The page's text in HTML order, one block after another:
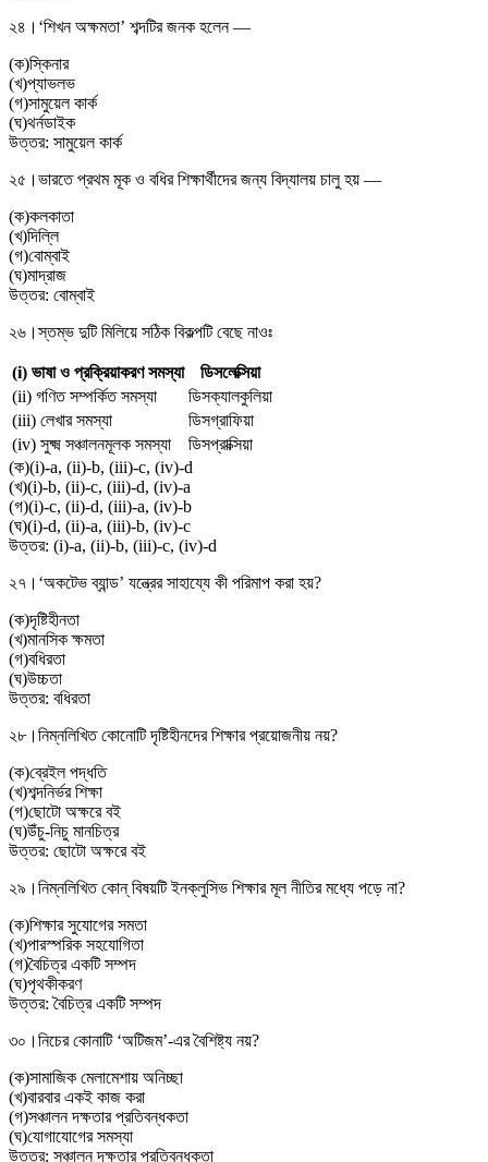
২৪। ‘শিখন অক্ষমতা’ শব্দটির জনক হলেন —
(ক)স্কিনার
(খ)প্যাভলভ
(গ)সামুয়েল কার্ক
(ঘ)থর্নডাইক
উত্তর: সামুয়েল কার্ক
২৫। ভারতে প্রথম মূক ও বধির শিক্ষার্থীদের জন্য বিদ্যালয় চালু হয় —
(ক)কলকাতা
(খ)দিল্লি
(গ)বোম্বাই
(ঘ)মাদ্রাজ
উত্তর: বোম্বাই
২৬।স্তম্ভ দুটি মিলিয়ে সঠিক বিকল্পটি বেছে নাওঃ
(i) ভাষা ও প্রক্রিয়াকরণ সমস্যা
ডিসলেক্সিয়া
(ii) গণিত সম্পর্কিত সমস্যা
ডিসক্যালকুলিয়া
(iii) লেখার সমস্যা
ডিসগ্রাফিয়া
(iv) সুক্ষ্ম সঞ্চালনমূলক সমস্যা
ডিসপ্রাক্সিয়া
(ক)(i)-a, (ii)-b, (iii)-c, (iv)-d
(খ)(i)-b, (ii)-c, (iii)-d, (iv)-a
(গ)(i)-c, (ii)-d, (iii)-a, (iv)-b
(ঘ)(i)-d, (ii)-a, (iii)-b, (iv)-c
উত্তর: (i)-a, (ii)-b, (iii)-c, (iv)-d
২৭। ‘অকটেভ ব্যান্ড’ যন্ত্রের সাহায্যে কী পরিমাপ করা হয়?
(ক)দৃষ্টিহীনতা
(খ)মানসিক ক্ষমতা
(গ)বধিরতা
(ঘ)উচ্চতা
উত্তর: বধিরতা
২৮। নিম্নলিখিত কোনোটি দৃষ্টিহীনদের শিক্ষার প্রয়োজনীয় নয়?
(ক)ব্রেইল পদ্ধতি
(খ)শব্দনির্ভর শিক্ষা
(গ)ছোটো অক্ষরে বই
(ঘ)উঁচু-নিচু মানচিত্র
উত্তর: ছোটো অক্ষরে বই
২৯। নিম্নলিখিত কোন্ বিষয়টি ইনক্লুসিভ শিক্ষার মূল নীতির মধ্যে পড়ে না?
(ক)শিক্ষার সুযোগের সমতা
(খ)পারস্পরিক সহযোগিতা
(গ)বৈচিত্র একটি সম্পদ
(ঘ)পৃথকীকরণ
উত্তর:বৈচিত্র একটি সম্পদ
৩০। নিচের কোনাটি ‘অটিজম’-এর বৈশিষ্ট্য নয়?
(ক)সামাজিক মেলামেশায় অনিচ্ছা
(খ)বারবার একই কাজ করা
(গ)সঞ্চালন দক্ষতার প্রতিবন্ধকতা
(ঘ)যোগাযোগের সমস্যা
উত্তর: সঞ্চালন দক্ষতার প্রতিবন্ধকতা